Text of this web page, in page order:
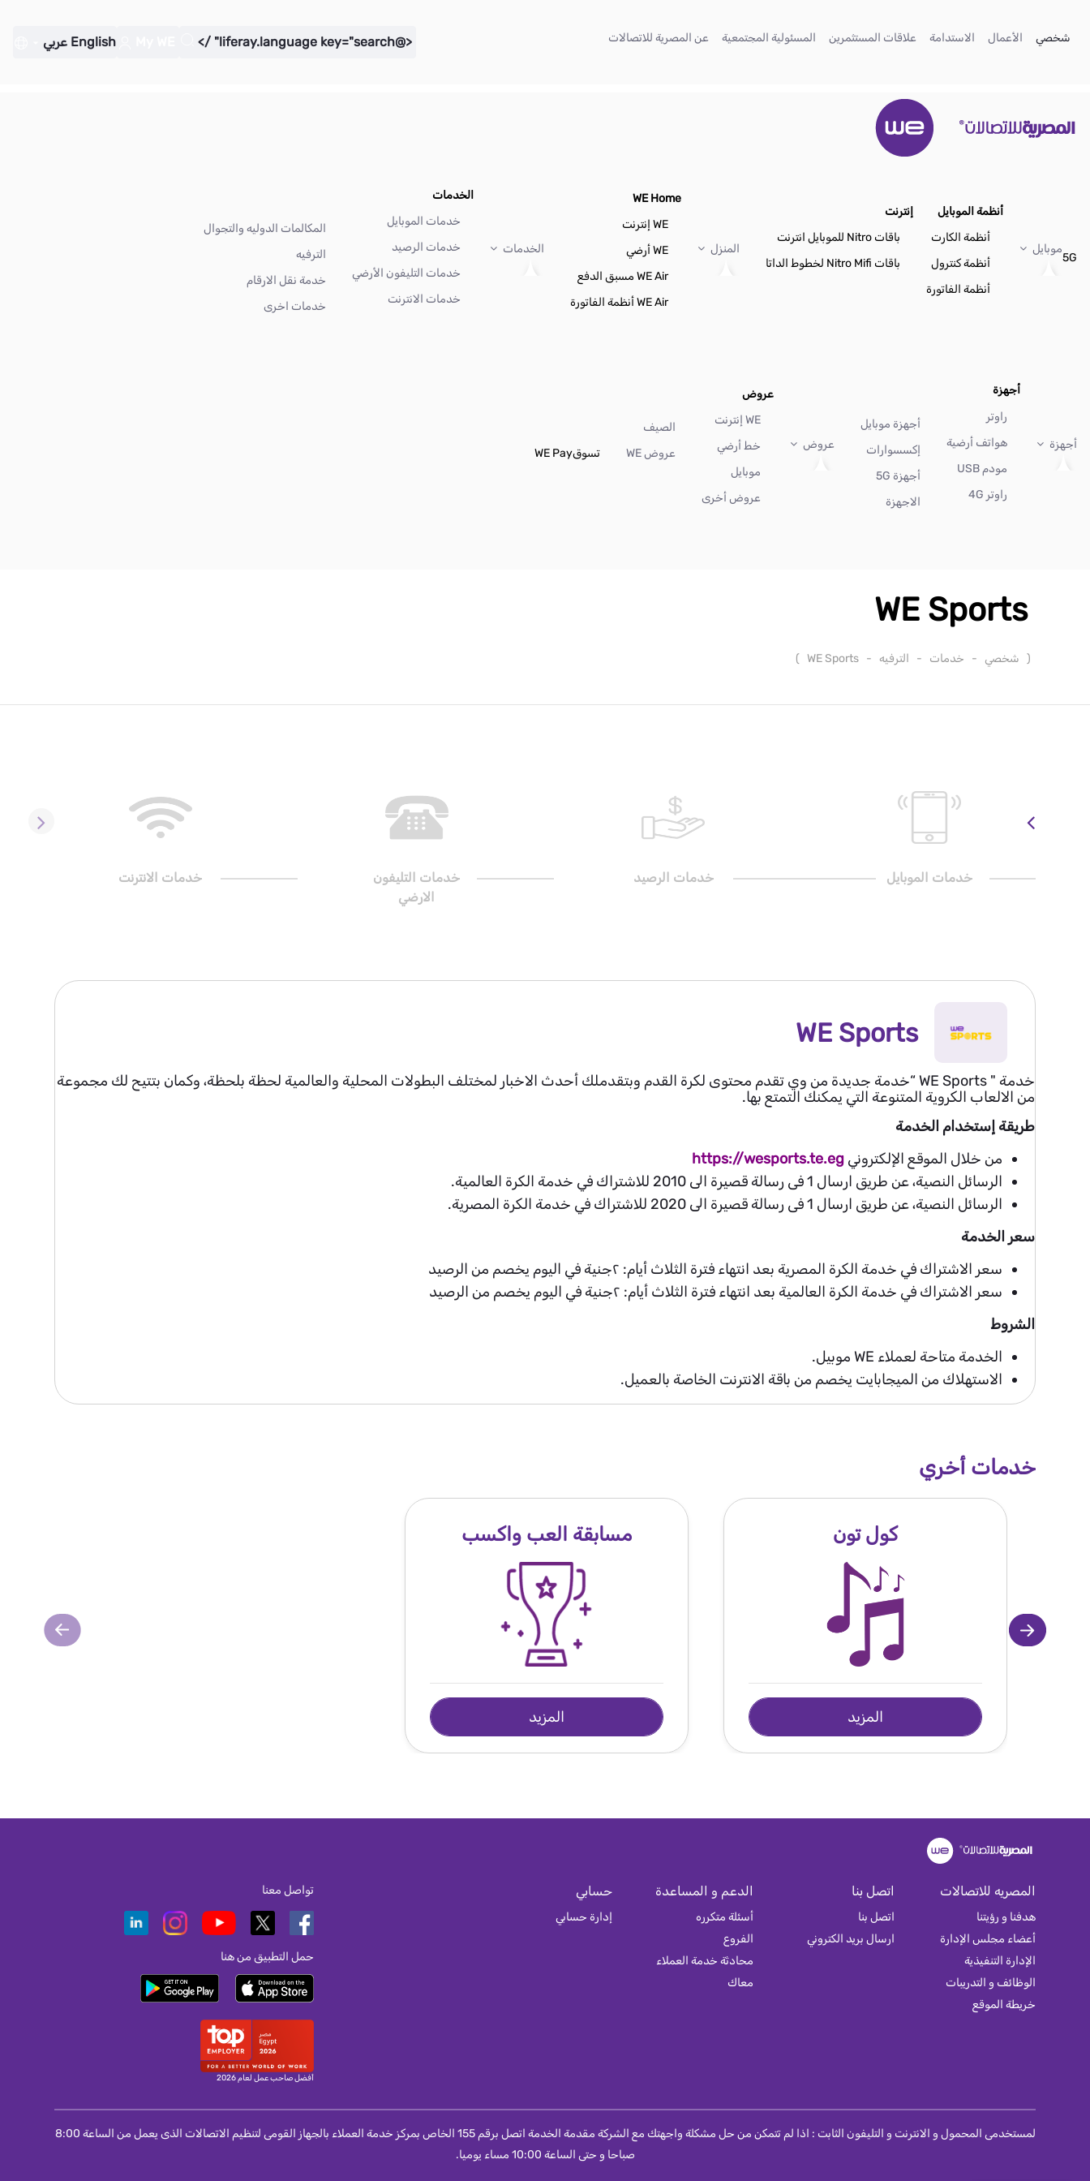
شخصي
الأعمال الاستدامة
(current) علاقات المستثمرين
(current) المسئولية المجتمعية
(current) عن المصرية للاتصالات <@liferay.language key="search" />
English عربي
5G
موبايل
أنظمة الموبايل
أنظمة الكارت
أنظمة كنترول
أنظمة الفاتورة
إنترنت
باقات Nitro للموبايل انترنت
باقات Nitro Mifi لخطوط الداتا
المنزل
WE Home
WE إنترنت
WE أرضي
WE Air مسبق الدفع
WE Air أنظمة الفاتورة
الخدمات
الخدمات
خدمات الموبايل
خدمات الرصيد
خدمات التليفون الأرضي
خدمات الانترنت
المكالمات الدوليه والتجوال
الترفيه
خدمة نقل الارقام
خدمات اخرى
أجهزة
أجهزة
راوتر
هواتف أرضية
مودم USB
راوتر 4G
أجهزة موبايل
إكسسوارات
أجهزة 5G
الاجهزة
عروض
عروض
WE إنترنت
خط أرضي
موبايل
عروض أخرى
الصيف
عروض WE
تسوقWE Pay
WE Sports
( شخصي - خدمات - الترفيه -
WE Sports
)
خدمات الموبايل خدمات الرصيد
خدمات التليفون
الارضي
خدمات الانترنت
WE Sports
خدمة " WE Sports “خدمة جديدة من وي تقدم محتوى لكرة القدم وبتقدملك أحدث الاخبار لمختلف البطولات المحلية والعالمية لحظة بلحظة، وكمان بتتيح لك مجموعة
من الالعاب الكروية المتنوعة التي يمكنك التمتع بها.
طريقة إستخدام الخدمة
من خلال الموقع الإلكتروني https://wesports.te.eg
الرسائل النصية، عن طريق ارسال 1 فى رسالة قصيرة الى 2010 للاشتراك في خدمة الكرة العالمية.
الرسائل النصية، عن طريق ارسال 1 فى رسالة قصيرة الى 2020 للاشتراك في خدمة الكرة المصرية.
سعر الخدمة
سعر الاشتراك في خدمة الكرة المصرية بعد انتهاء فترة الثلاث أيام: ٢جنية في اليوم يخصم من الرصيد
سعر الاشتراك في خدمة الكرة العالمية بعد انتهاء فترة الثلاث أيام: ٢جنية في اليوم يخصم من الرصيد
الشروط
الخدمة متاحة لعملاء WE موبيل.
الاستهلاك من الميجابايت يخصم من باقة الانترنت الخاصة بالعميل.
خدمات أخري
كول تون
المزيد
مسابقة العب واكسب
المزيد
المصريه للاتصالات
هدفنا و رؤيتنا
أعضاء مجلس الإدارة
الإدارة التنفيذية
الوظائف و التدريبات
خريطة الموقع
اتصل بنا
اتصل بنا
ارسال بريد الكتروني
الدعم و المساعدة
أسئلة متكرره
الفروع
محادثة خدمة العملاء
معاك
حسابي
إدارة حسابي
تواصل معنا
حمل التطبيق من هنا
أفضل صاحب عمل لعام 2026
لمستخدمى المحمول و الانترنت و التليفون الثابت : اذا لم تتمكن من حل مشكلة واجهتك مع الشركة مقدمة الخدمة اتصل برقم 155 الخاص بمركز خدمة العملاء بالجهاز القومى لتنظيم الاتصالات الذى يعمل من الساعة 8:00
صباحا و حتى الساعة 10:00 مساء يوميا.